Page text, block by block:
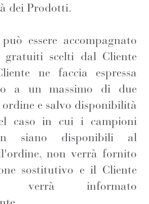
dei Prodotti.
essere accompagnato
gratuiti scelti dal Cliente
ne faccia espressa
a un massimo di due
e salvo disponibilità
caso in cui i campioni
siano disponibili al
non verrà fornito
sostitutivo e il Cliente
informato